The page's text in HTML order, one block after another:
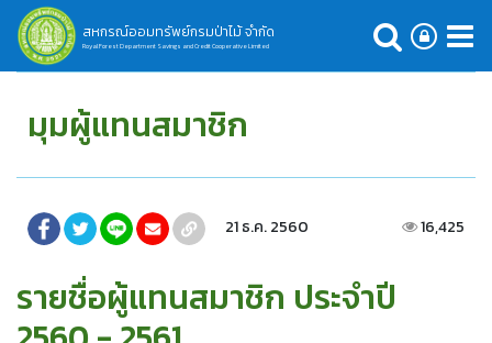
สหกรณ์ออมทรัพย์กรมป่าไม้ จำกัด
Royal Forest Department Savings and Credit Cooperative Limited
มุมผู้แทนสมาชิก
21 ธ.ค. 2560 16,425
รายชื่อผู้แทนสมาชิก ประจำปี